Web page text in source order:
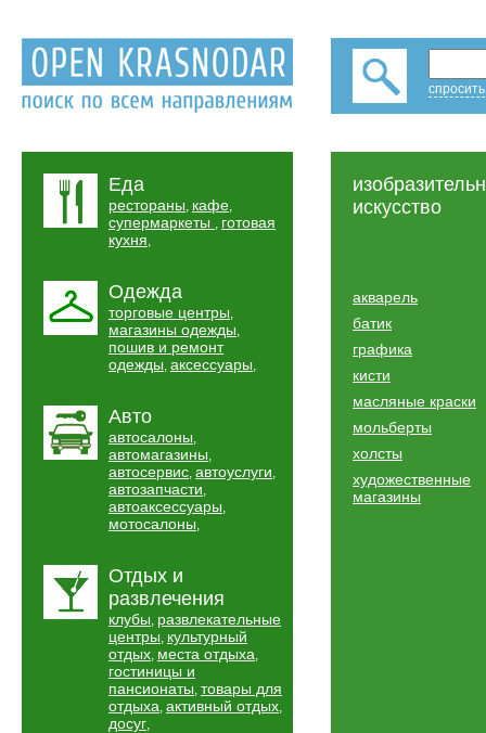
Еда
рестораны, кафе,
супермаркеты , готовая
кухня,
Одежда
торговые центры,
магазины одежды,
пошив и ремонт
одежды, аксессуары,
Авто
автосалоны,
автомагазины,
автосервис, автоуслуги,
автозапчасти,
автоаксессуары,
мотосалоны,
Отдых и
развлечения
клубы, развлекательные
центры, культурный
отдых, места отдыха,
гостиницы и
пансионаты, товары для
отдыха, активный отдых,
досуг,
искусство
акварель
батик
графика
кисти
масляные краски
мольберты
холсты
художественные
магазины